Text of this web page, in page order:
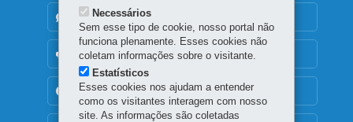
DENUNCIE CORRUPÇÃO
OUVIDORIA
TRANSPARÊNCIA INSTITUCIONAL
Necessários
Sem esse tipo de cookie, nosso portal não
funciona plenamente. Esses cookies não
coletam informações sobre o visitante.
Estatísticos
Esses cookies nos ajudam a entender
como os visitantes interagem com nosso
site. As informações são coletadas